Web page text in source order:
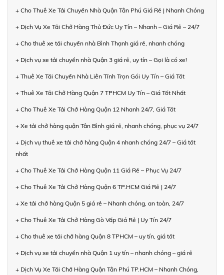
+ Cho Thuê Xe Tải Chuyển Nhà Quận Tân Phú Giá Rẻ | Nhanh Chóng
+ Dịch Vụ Xe Tải Chở Hàng Thủ Đức Uy Tín – Nhanh – Giá Rẻ – 24/7
+ Cho thuê xe tải chuyển nhà Bình Thạnh giá rẻ, nhanh chóng
+ Dịch vụ xe tải chuyển nhà Quận 3 giá rẻ, uy tín – Gọi là có xe!
+ Thuê Xe Tải Chuyển Nhà Liên Tỉnh Trọn Gói Uy Tín – Giá Tốt
+ Thuê Xe Tải Chở Hàng Quận 7 TPHCM Uy Tín – Giá Tốt Nhất
+ Cho Thuê Xe Tải Chở Hàng Quận 12 Nhanh 24/7, Giá Tốt
+ Xe tải chở hàng quận Tân Bình giá rẻ, nhanh chóng, phục vụ 24/7
+ Dịch vụ thuê xe tải chở hàng Quận 4 nhanh chóng 24/7 – Giá tốt
nhất
+ Cho Thuê Xe Tải Chở Hàng Quận 11 Giá Rẻ – Phục Vụ 24/7
+ Cho Thuê Xe Tải Chở Hàng Quận 6 TP.HCM Giá Rẻ | 24/7
+ Xe tải chở hàng Quận 5 giá rẻ – Nhanh chóng, an toàn, 24/7
+ Cho Thuê Xe Tải Chở Hàng Gò Vấp Giá Rẻ | Uy Tín 24/7
+ Cho thuê xe tải chở hàng Quận 8 TPHCM – uy tín, giá tốt
+ Dịch vụ xe tải chuyển nhà Quận 1 uy tín – nhanh chóng – giá rẻ
+ Dịch Vụ Xe Tải Chở Hàng Quận Tân Phú TP.HCM – Nhanh Chóng,